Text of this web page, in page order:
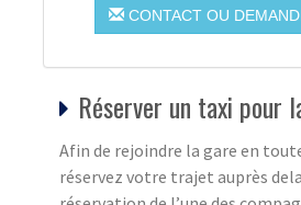
CONTACT OU
Réserver un taxi pour
Afin de rejoindre la gare en
réservez votre trajet auprès